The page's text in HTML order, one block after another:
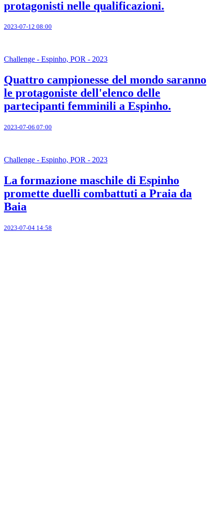
protagonisti nelle qualificazioni.
2023-07-12 08:00
Challenge - Espinho, POR - 2023
Quattro campionesse del mondo saranno
le protagoniste dell'elenco delle
partecipanti femminili a Espinho.
2023-07-06 07:00
Challenge - Espinho, POR - 2023
La formazione maschile di Espinho
promette duelli combattuti a Praia da
Baia
2023-07-04 14:58